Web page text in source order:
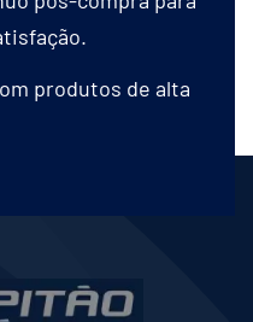
produtos de alta